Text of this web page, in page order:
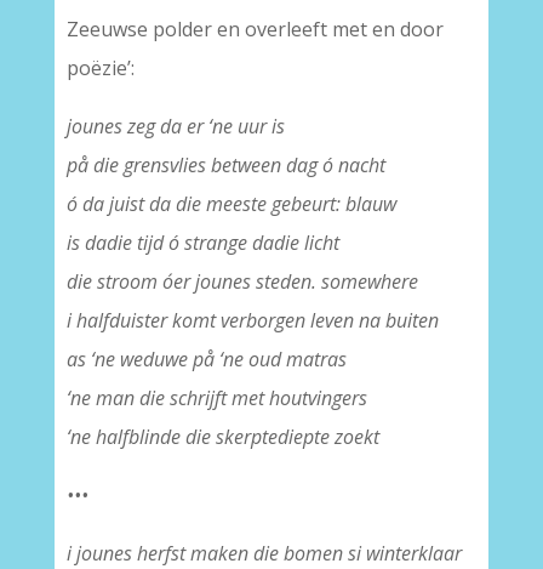
Zeeuwse polder en overleeft met en door
poëzie’:
jounes zeg da er ‘ne uur is
på die grensvlies between dag ó nacht
ó da juist da die meeste gebeurt: blauw
is dadie tijd ó strange dadie licht
die stroom o´er jounes steden. somewhere
i halfduister komt verborgen leven na buiten
as ‘ne weduwe på ‘ne oud matras
‘ne man die schrijft met houtvingers
‘ne halfblinde die skerptediepte zoekt
•••
i jounes herfst maken die bomen si winterklaar